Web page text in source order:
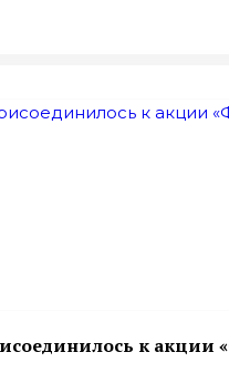
к акции